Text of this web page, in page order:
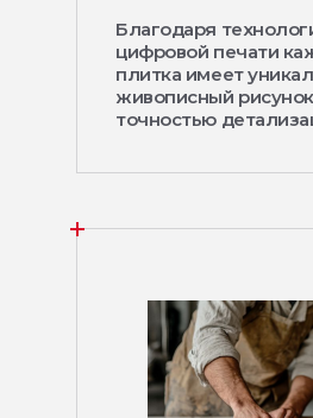
Благодаря
цифровой печати
плитка имеет
живописный
точностью